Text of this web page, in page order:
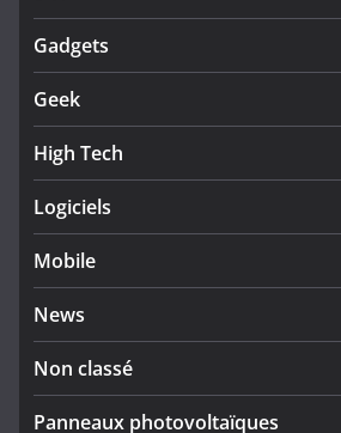
Gadgets
Geek
High Tech
Logiciels
Mobile
News
Non classé
Panneaux photovoltaïques